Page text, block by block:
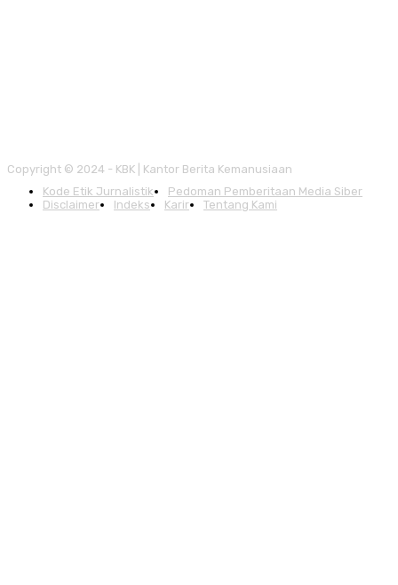
Copyright © 2024 - KBK | Kantor Berita Kemanusiaan
Kode Etik Jurnalistik
Pedoman Pemberitaan Media Siber
Disclaimer
Indeks Karir Tentang Kami